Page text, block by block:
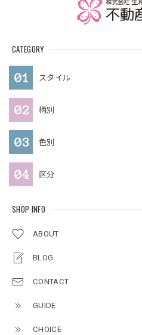
CATEGORY
スタイル
柄別
色別
区分
SHOP INFO
ABOUT
BLOG
CONTACT
GUIDE
CHOICE